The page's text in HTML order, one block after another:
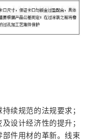
续规范的法规要求；
设计经济性的提升；
件用材的革新。线束